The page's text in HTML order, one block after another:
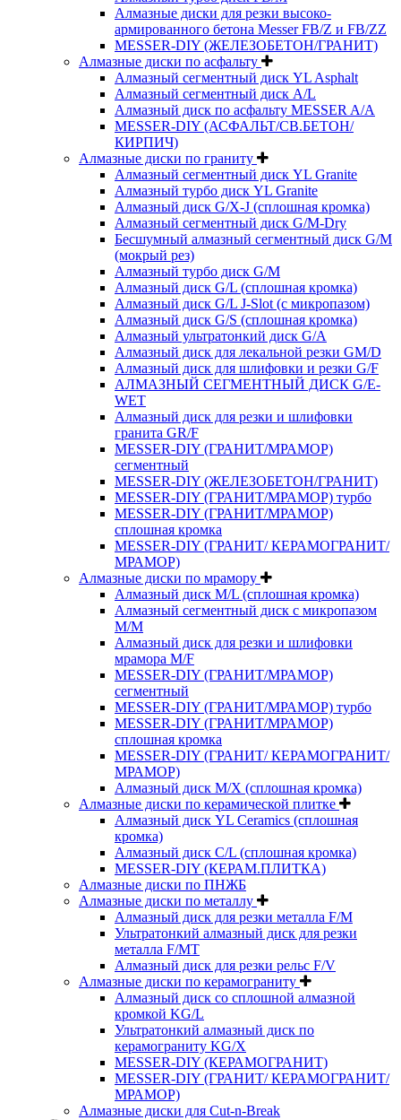
Алмазные диски для резки высоко-
армированного бетона Messer FB/Z и FB/ZZ
MESSER-DIY (ЖЕЛЕЗОБЕТОН/ГРАНИТ)
Алмазные диски по асфальту
Алмазный сегментный диск YL Asphalt
Алмазный сегментный диск A/L
Алмазный диск по асфальту MESSER A/A
MESSER-DIY (АСФАЛЬТ/СВ.БЕТОН/
КИРПИЧ)
Алмазные диски по граниту
Алмазный сегментный диск YL Granite
Алмазный турбо диск YL Granite
Алмазный диск G/X-J (сплошная кромка)
Алмазный сегментный диск G/M-Dry
Бесшумный алмазный сегментный диск G/M
(мокрый рез)
Алмазный турбо диск G/M
Алмазный диск G/L (сплошная кромка)
Алмазный диск G/L J-Slot (с микропазом)
Алмазный диск G/S (сплошная кромка)
Алмазный ультратонкий диск G/A
Алмазный диск для лекальной резки GM/D
Алмазный диск для шлифовки и резки G/F
АЛМАЗНЫЙ СЕГМЕНТНЫЙ ДИСК G/E-
WET
Алмазный диск для резки и шлифовки
гранита GR/F
MESSER-DIY (ГРАНИТ/МРАМОР)
сегментный
MESSER-DIY (ЖЕЛЕЗОБЕТОН/ГРАНИТ)
MESSER-DIY (ГРАНИТ/МРАМОР) турбо
MESSER-DIY (ГРАНИТ/МРАМОР)
сплошная кромка
MESSER-DIY (ГРАНИТ/ КЕРАМОГРАНИТ/
МРАМОР)
Алмазные диски по мрамору
Алмазный диск M/L (сплошная кромка)
Алмазный сегментный диск с микропазом
M/M
Алмазный диск для резки и шлифовки
мрамора M/F
MESSER-DIY (ГРАНИТ/МРАМОР)
сегментный
MESSER-DIY (ГРАНИТ/МРАМОР) турбо
MESSER-DIY (ГРАНИТ/МРАМОР)
сплошная кромка
MESSER-DIY (ГРАНИТ/ КЕРАМОГРАНИТ/
МРАМОР)
Алмазный диск M/X (сплошная кромка)
Алмазные диски по керамической плитке
Алмазный диск YL Ceramics (сплошная
кромка)
Алмазный диск C/L (сплошная кромка)
MESSER-DIY (КЕРАМ.ПЛИТКА)
Алмазные диски по ПНЖБ
Алмазные диски по металлу
Алмазный диск для резки металла F/M
Ультратонкий алмазный диск для резки
металла F/MT
Алмазный диск для резки рельс F/V
Алмазные диски по керамограниту
Алмазный диск со сплошной алмазной
кромкой KG/L
Ультратонкий алмазный диск по
керамограниту KG/X
MESSER-DIY (КЕРАМОГРАНИТ)
MESSER-DIY (ГРАНИТ/ КЕРАМОГРАНИТ/
МРАМОР)
Алмазные диски для Cut-n-Break